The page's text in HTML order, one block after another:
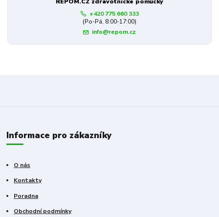
+420 775 660 333
(Po-Pá, 8:00-17:00)
info@repom.cz
Informace pro zákazníky
O nás
Kontakty
Poradna
Obchodní podmínky